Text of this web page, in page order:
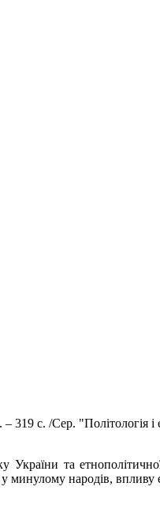
319 с. /Сер. "Політологія
та етнополітичної
минулому народів,